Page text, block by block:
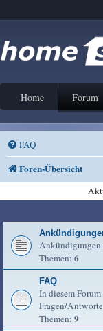
Home Forum
FAQ
Foren-Übersicht
Ankündigungen
Themen: 6
FAQ
In diesem
Fragen/
Themen: 9